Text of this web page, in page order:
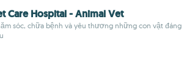
Care Hospital - Animal Vet
sóc, chữa bệnh và yêu thương những con vật đáng